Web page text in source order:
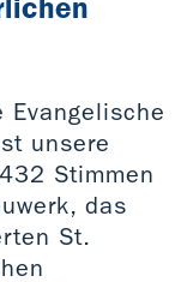
unsere
Stimmen
das
St.